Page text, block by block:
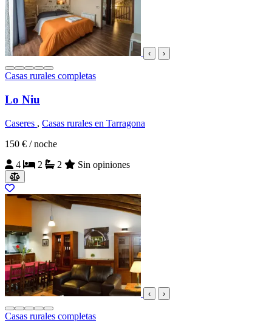
‹ ›
Casas rurales completas
Lo Niu
Caseres , Casas rurales en Tarragona
150 € / noche
4
2 2 Sin opiniones
‹ ›
Casas rurales completas